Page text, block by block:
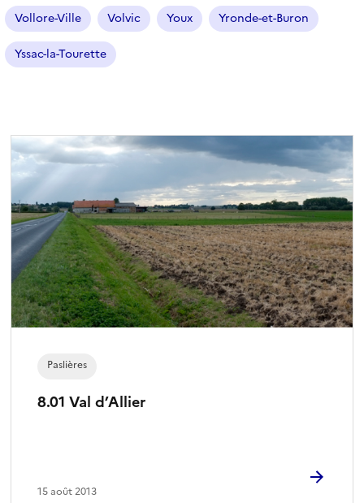
Vollore-Ville Volvic Youx Yronde-et-Buron
Yssac-la-Tourette
8.01 Val d’Allier
Paslières
15 août 2013